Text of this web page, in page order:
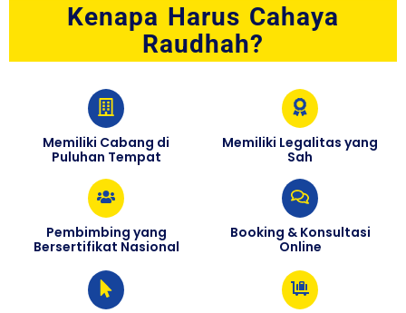
Kenapa Harus Cahaya
Raudhah?
Memiliki Cabang di
Puluhan Tempat
Pembimbing yang
Bersertifikat Nasional
Memiliki Legalitas yang
Sah
Booking & Konsultasi
Online